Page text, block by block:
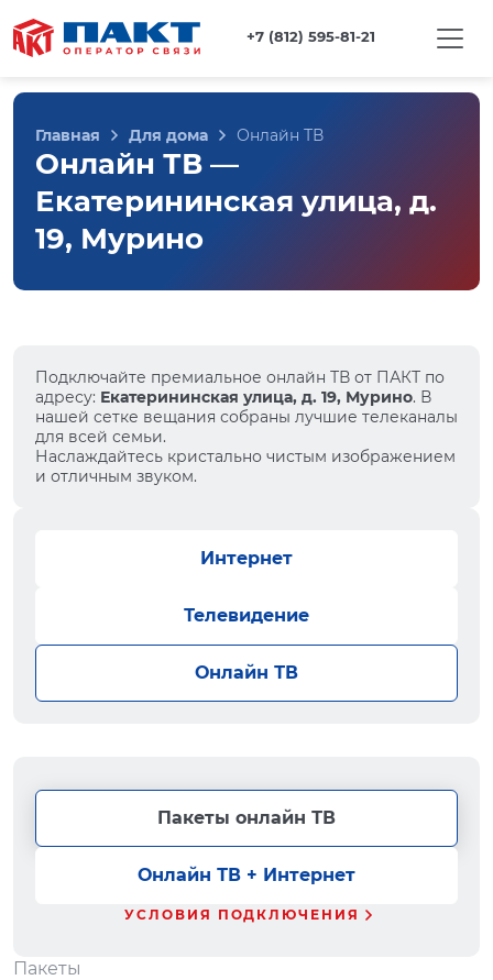
+7 (812) 595-81-21
Главная Для дома Онлайн ТВ
Онлайн ТВ —
Екатерининская улица, д.
19, Мурино
Подключайте премиальное онлайн ТВ от ПАКТ по
адресу: Екатерининская улица, д. 19, Мурино. В
нашей сетке вещания собраны лучшие телеканалы
для всей семьи.
Наслаждайтесь кристально чистым изображением
и отличным звуком.
Интернет
Телевидение
Онлайн ТВ
Пакеты онлайн ТВ
Онлайн ТВ + Интернет
УСЛОВИЯ ПОДКЛЮЧЕНИЯ
Пакеты